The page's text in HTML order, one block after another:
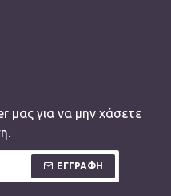
μας για να μην χάσετε
ΕΓΓΡΑΦΗ